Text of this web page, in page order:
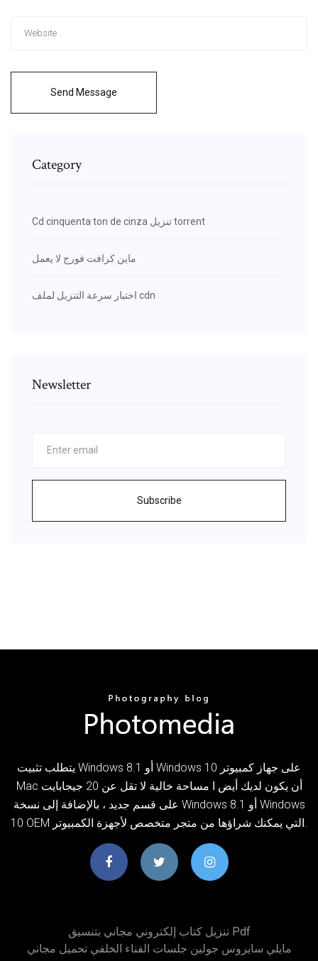
Send Message
Category
Cd cinquenta ton de cinza تنزيل torrent
ماين كرافت فورج لا يعمل
اختبار سرعة التنزيل لملف cdn
Newsletter
Subscribe
يتطلب تثبيت Windows 8.1 أو Windows 10 على جهاز كمبيوتر
Mac أن يكون لديك أيض ا مساحة خالية لا تقل عن 20 جيجابايت
على قسم جديد ، بالإضافة إلى نسخة Windows 8.1 أو Windows
تنزيل كتاب إلكتروني مجاني بتنسيق Pdf
مايلي سايروس جولين جلسات الفناء الخلفي تحميل مجاني